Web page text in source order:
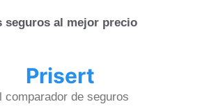
seguros al mejor precio
Prisert
comparador de seguros